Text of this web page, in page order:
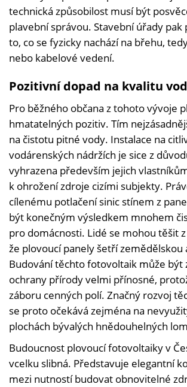
technická způsobilost musí být
plavební správou. Stavební úřady pak
to, co se fyzicky nachází na břehu,
nebo kabelové vedení.
Pozitivní dopad na kvalitu
Pro běžného občana z tohoto vývoje
hmatatelných pozitiv. Tím
na čistotu pitné vody. Instalace na
vodárenských nádržích je sice z
vyhrazena především jejich
k ohrožení zdroje cizími subjekty.
cílenému potlačení sinic stínem z
být konečným výsledkem mnohem
pro domácnosti. Lidé se mohou těšit
že plovoucí panely šetří zemědělskou
Budování těchto fotovoltaik může být
ochrany přírody velmi přínosné,
záboru cenných polí. Značný rozvoj
se proto očekává zejména na
plochách bývalých hnědouhelných
Budoucnost plovoucí fotovoltaiky v
vcelku slibná. Představuje elegantní
mezi nutností budovat obnovitelné